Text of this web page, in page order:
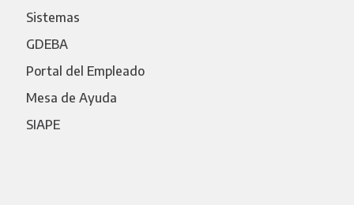
Sistemas
GDEBA
Portal del Empleado
Mesa de Ayuda
SIAPE